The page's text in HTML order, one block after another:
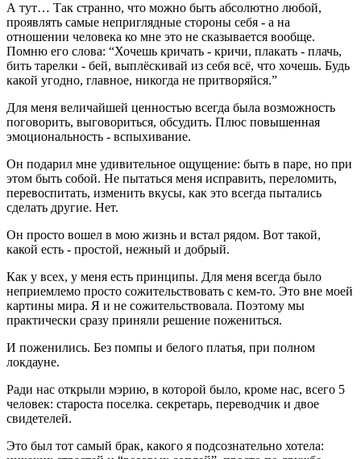
А тут… Так странно, что можно быть абсолютно любой,
проявлять самые неприглядные стороны себя - а на
отношении человека ко мне это не сказывается вообще.
Помню его слова: “Хочешь кричать - кричи, плакать - плачь,
бить тарелки - бей, выплёскивай из себя всё, что хочешь. Будь
какой угодно, главное, никогда не притворяйся.”
Для меня величайшей ценностью всегда была возможность
поговорить, выговориться, обсудить. Плюс повышенная
эмоциональность - вспыхивание.
Он подарил мне удивительное ощущение: быть в паре, но при
этом быть собой. Не пытаться меня исправить, переломить,
перевоспитать, изменить вкусы, как это всегда пытались
сделать другие. Нет.
Он просто вошел в мою жизнь и встал рядом. Вот такой,
какой есть - простой, нежный и добрый.
Как у всех, у меня есть принципы. Для меня всегда было
неприемлемо просто сожительствовать с кем-то. Это вне моей
картины мира. Я и не сожительствовала. Поэтому мы
практически сразу приняли решение пожениться.
И поженились. Без помпы и белого платья, при полном
локдауне.
Ради нас открыли мэрию, в которой было, кроме нас, всего 5
человек: староста поселка. секретарь, переводчик и двое
свидетелей.
Это был тот самый брак, какого я подсознательно хотела: